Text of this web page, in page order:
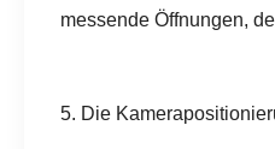
messende Öffnungen,
5. Die